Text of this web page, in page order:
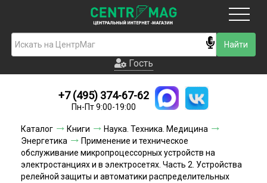
Гость
Новинки
Условия доставки
Условия оплаты
Контакты
Гость
+7 (495) 374-67-62
Пн-Пт 9:00-19:00
Каталог Книги
Наука. Техника. Медицина
Энергетика
Применение и техническое
обслуживание микропроцессорных устройств на
электростанциях и в электросетях. Часть 2. Устройства
релейной защиты и автоматики распределительных